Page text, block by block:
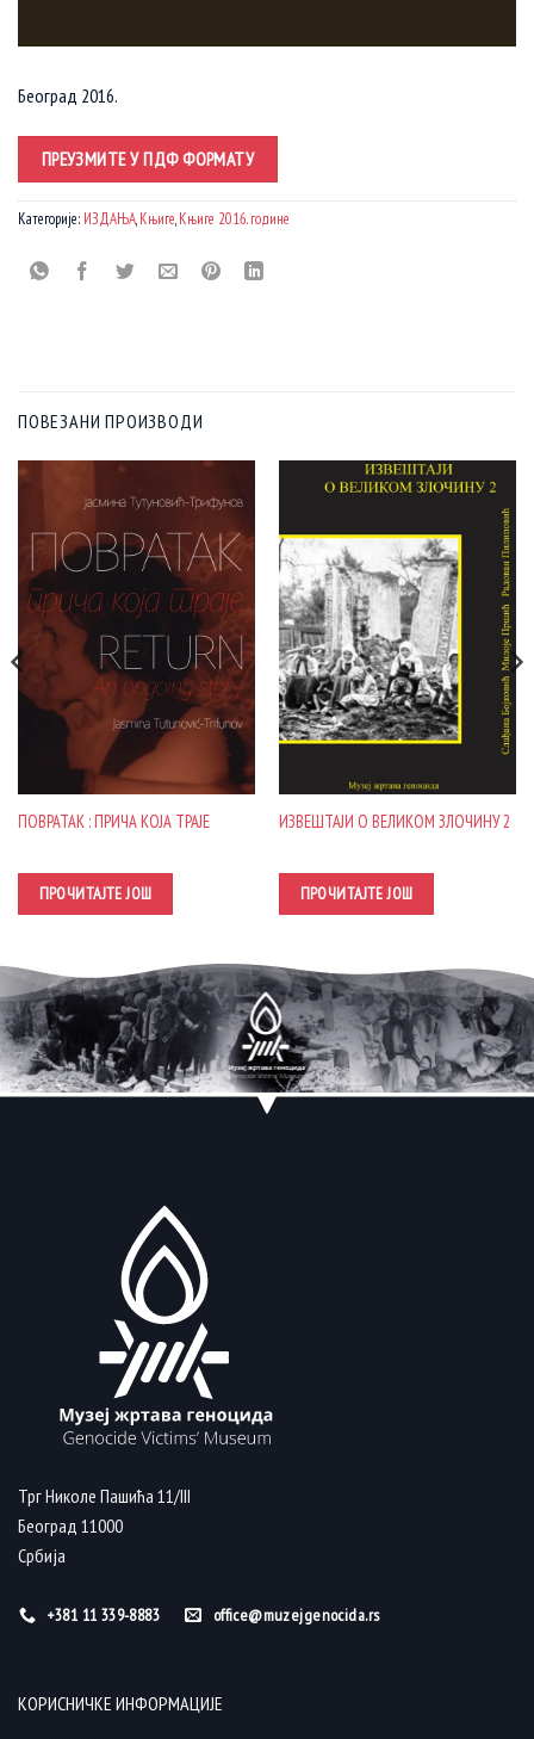
Београд 2016.
ПРЕУЗМИТЕ У ПДФ ФОРМАТУ
Категорије: ИЗДАЊА,Књиге,Књиге 2016. године
ПОВЕЗАНИ ПРОИЗВОДИ
ПОВРАТАК : ПРИЧА КОЈА ТРАЈЕ
ПРОЧИТАЈТЕ ЈОШ
ИЗВЕШТАЈИ О ВЕЛИКОМ ЗЛОЧИНУ 2
ПРОЧИТАЈТЕ ЈОШ
Трг Николе Пашића 11/III
Београд 11000
Србија
+381 11 339-8883 office@muzejgenocida.rs
КОРИСНИЧКЕ ИНФОРМАЦИЈЕ